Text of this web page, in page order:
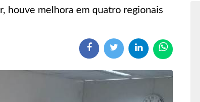
houve melhora em quatro regionais